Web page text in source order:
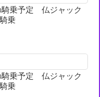
騎乗予定 仏ジャック
乗
騎乗予定 仏ジャック
乗